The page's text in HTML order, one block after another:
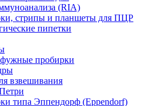
(RIA)
стрипы и планшеты для ПЦР
пипетки
пробирки
взвешивания
типа Эппендорф (Eppendorf)